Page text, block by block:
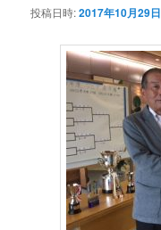
投稿日時:2017年10月29日